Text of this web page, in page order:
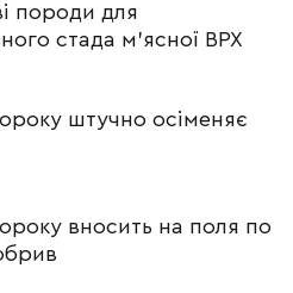
породи для
стада м'ясної ВРХ
штучно осіменяє
вносить на поля по